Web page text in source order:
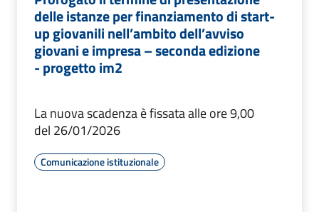
delle istanze per finanziamento di start-
up giovanili nell’ambito dell’avviso
giovani e impresa – seconda edizione
- progetto im2
La nuova scadenza è fissata alle ore 9,00
del 26/01/2026
Comunicazione istituzionale